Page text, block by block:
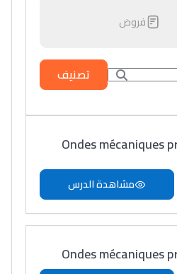
فروض
تصنيف
Ondes mécaniques
مشاهدة الدرس
Ondes mécaniques